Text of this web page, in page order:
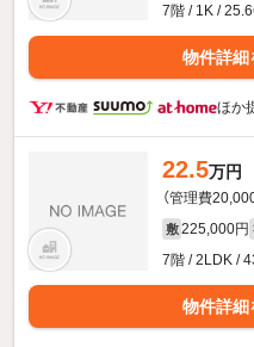
7階 / 1K /
物件詳細
ほか
22.5万円
（管理費
敷 225,000円
7階 / 2LDK /
物件詳細